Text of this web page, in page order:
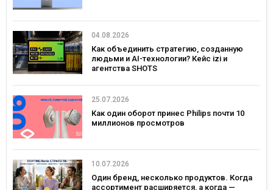
04.08.2026
Как объединить стратегию, созданную
людьми и AI-технологии? Кейс izi и
агентства SHOTS
25.07.2026
Как один оборот принес Philips почти 10
миллионов просмотров
10.07.2026
Один бренд, несколько продуктов. Когда
ассортимент расширяется, а когда —